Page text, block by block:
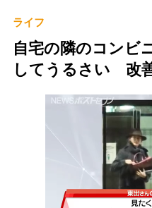
ライフ
自宅の隣のコンビ
してうるさい 改